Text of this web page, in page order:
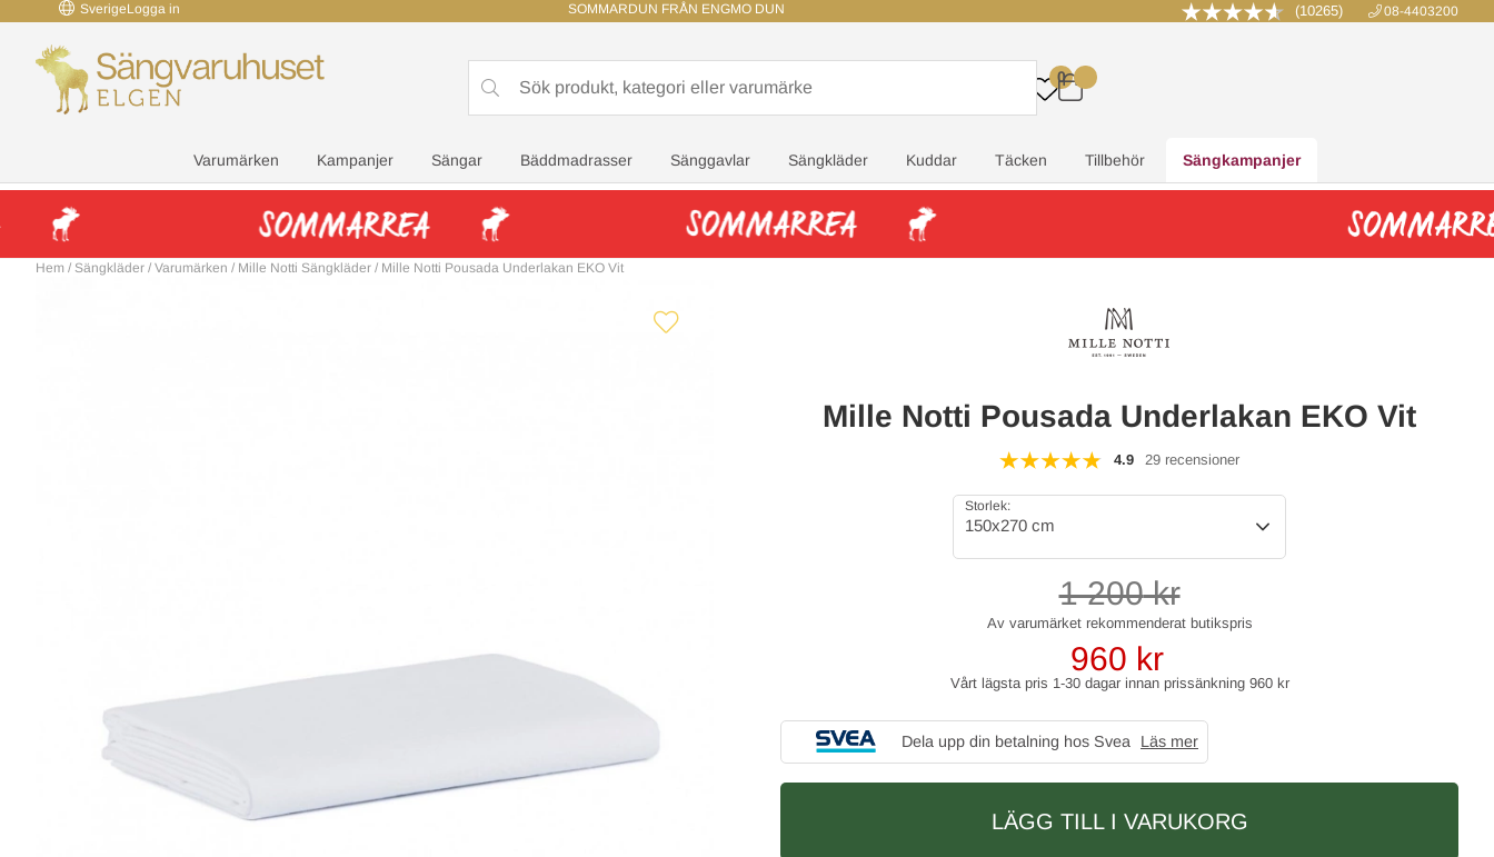
SverigeLogga in SOMMARDUN FRÅN ENGMO DUN (10265) 08-4403200
0
..
Varumärken Kampanjer Sängar Bäddmadrasser Sänggavlar Sängkläder Kuddar Täcken Tillbehör Sängkampanjer
Hem / Sängkläder / Varumärken / Mille Notti Sängkläder / Mille Notti Pousada Underlakan EKO Vit
Mille Notti Pousada Underlakan EKO Vit
4.9 29 recensioner
Storlek:
150x270 cm
1 200kr
960 kr
Vårt lägsta pris 1-30 dagar innan prissänkning 960 kr
Dela upp din betalning hos Svea Läs mer
LÄGG TILL I VARUKORG